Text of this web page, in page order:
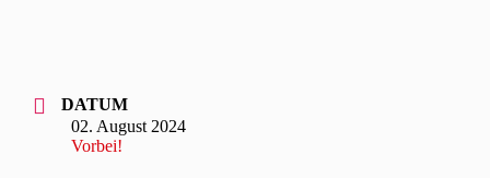
DATUM
02. August 2024
Vorbei!